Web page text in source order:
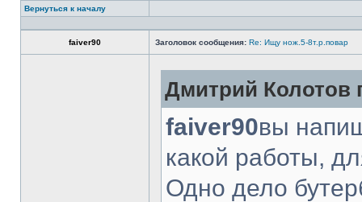
Вернуться к началу
faiver90 Заголовок сообщения: Re: Ищу нож.5-8т.р.повар
Дмитрий Колотов
faiver90вы
какой работы,
Одно дело